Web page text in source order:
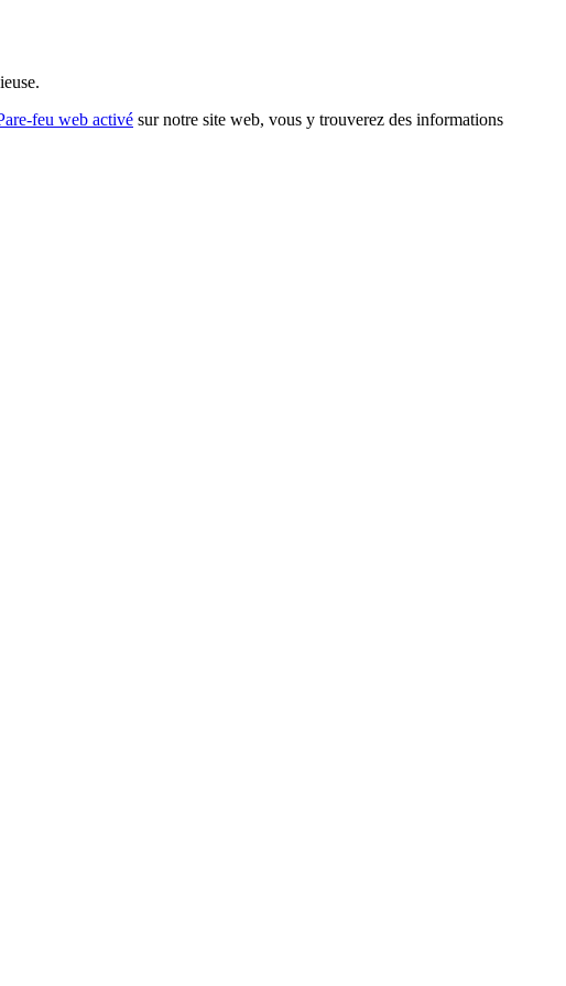
feu web activé sur notre site web, vous y trouverez des informations